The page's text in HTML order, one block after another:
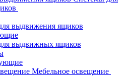
выдвижения ящиков
выдвижных ящиков
Мебельное освещение